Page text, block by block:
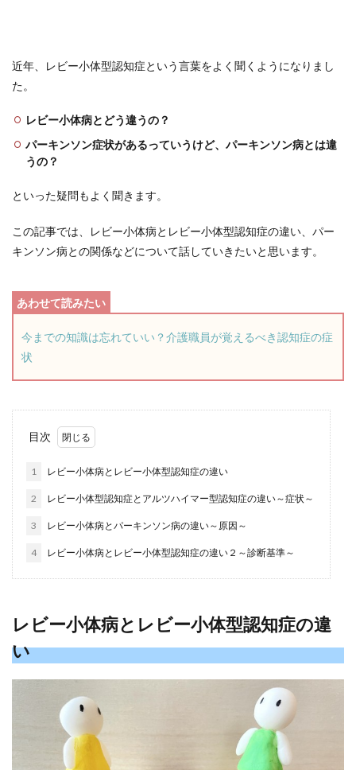
近年、レビー小体型認知症という言葉をよく聞くようになりまし
た。
レビー小体病とどう違うの？
パーキンソン症状があるっていうけど、パーキンソン病とは違
うの？
といった疑問もよく聞きます。
この記事では、レビー小体病とレビー小体型認知症の違い、パー
キンソン病との関係などについて話していきたいと思います。
今までの知識は忘れていい？介護職員が覚えるべき認知症の症
状
目次
1 レビー小体病とレビー小体型認知症の違い
2 レビー小体型認知症とアルツハイマー型認知症の違い～症状～
3 レビー小体病とパーキンソン病の違い～原因～
4 レビー小体病とレビー小体型認知症の違い２～診断基準～
レビー小体病とレビー小体型認知症の違
い